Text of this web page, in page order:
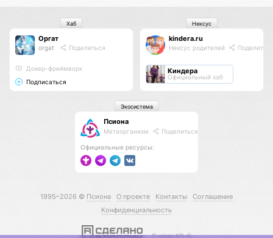
Оргат
orgat Поделиться
Докер-фреймворк
Подписаться
Хаб
kindera.ru
Нексус родителей
Киндера
Официальный хаб
Нексус
Псиона
Метаорганизм Поделиться
Официальные ресурсы:
Экосистема
1995–2026 © Псиона О проекте Контакты
Соглашение
Конфиденциальность
С нами КО 🕉️